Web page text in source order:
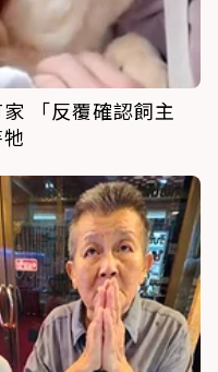
「反覆確認飼主